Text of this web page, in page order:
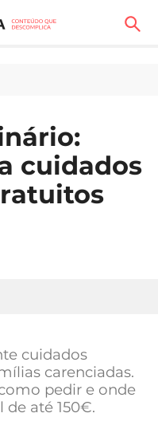
cuidados
cuidados
carenciadas.
pedir e onde
até 150€.